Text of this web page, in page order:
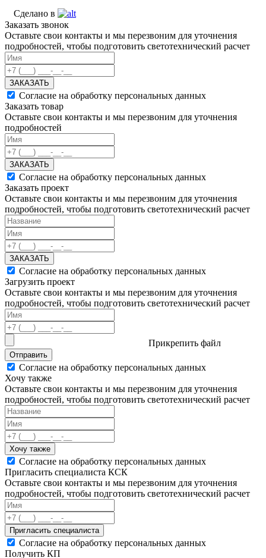
Сделано в
Заказать звонок
Оставьте свои контакты и мы перезвоним для уточнения
подробностей, чтобы подготовить светотехнический расчет
ЗАКАЗАТЬ
Согласие на обработку персональных данных
Заказать товар
Оставьте свои контакты и мы перезвоним для уточнения
подробностей
ЗАКАЗАТЬ
Согласие на обработку персональных данных
Заказать проект
Оставьте свои контакты и мы перезвоним для уточнения
подробностей, чтобы подготовить светотехнический расчет
ЗАКАЗАТЬ
Согласие на обработку персональных данных
Загрузить проект
Оставьте свои контакты и мы перезвоним для уточнения
подробностей, чтобы подготовить светотехнический расчет
Прикрепить файл
Отправить
Согласие на обработку персональных данных
Хочу также
Оставьте свои контакты и мы перезвоним для уточнения
подробностей, чтобы подготовить светотехнический расчет
Хочу также
Согласие на обработку персональных данных
Пригласить специалиста КСК
Оставьте свои контакты и мы перезвоним для уточнения
подробностей, чтобы подготовить светотехнический расчет
Пригласить специалиста
Согласие на обработку персональных данных
Получить КП